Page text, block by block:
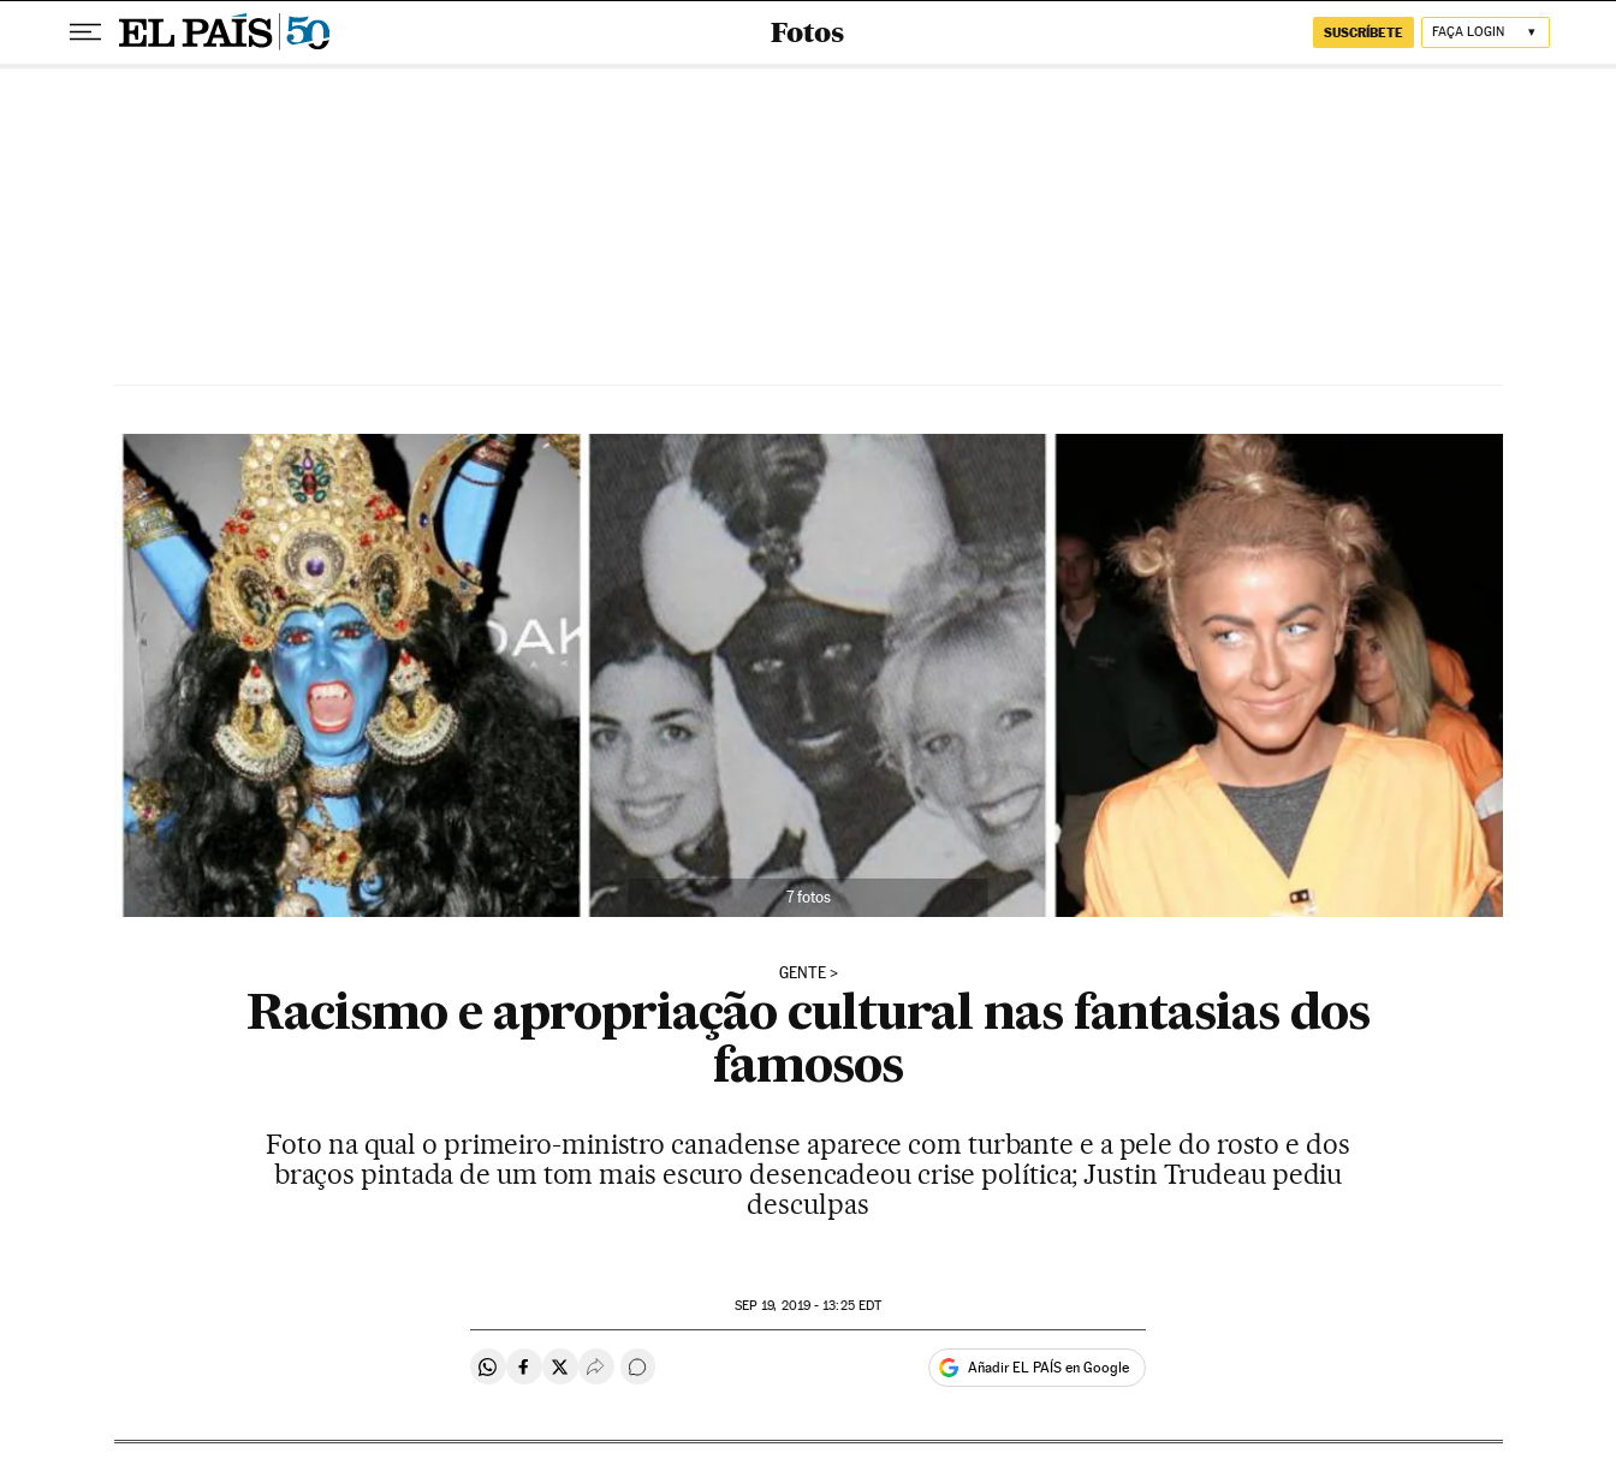
Fotos SUSCRÍBETE FAÇA LOGIN
7 fotos
GENTE
Racismo e apropriação cultural nas fantasias dos
famosos
Foto na qual o primeiro-ministro canadense aparece com turbante e a pele do rosto e dos
braços pintada de um tom mais escuro desencadeou crise política; Justin Trudeau pediu
desculpas
SEP 19, 2019 - 13:25EDT
Compartir en Whatsapp
Compartir en Facebook
Compartir en Twitter
Desplegar Redes Sociales
Comentários Añadir EL PAÍS en Google